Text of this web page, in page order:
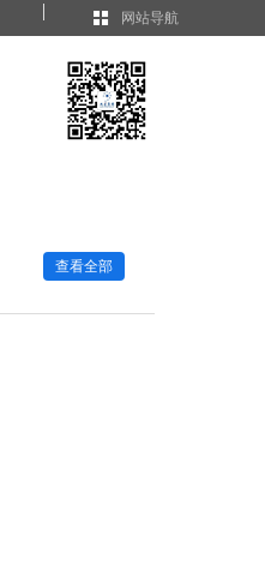
| 网站导航
查看全部